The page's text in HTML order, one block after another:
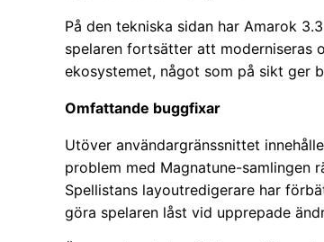
På den tekniska sidan har Amarok
spelaren fortsätter att moderniseras
ekosystemet, något som på sikt ger
Omfattande buggfixar
Utöver användargränssnittet
problem med Magnatune-samlingen
Spellistans layoutredigerare har
göra spelaren låst vid upprepade